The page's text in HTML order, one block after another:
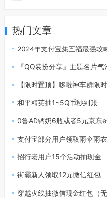
热门文章
2024年支付宝集五福最强攻
『QQ装扮分享』主题名片气
【限时置顶】哆啦神车群限
和平精英抽1~5Q币秒到账
0鲁AD钙奶6瓶或者5元京东
支付宝部分用户领取雨伞雨衣
招行老用户15个活动抽现金
街霸新人领取12元微信红包
穿越火线抽微信现金红包（无